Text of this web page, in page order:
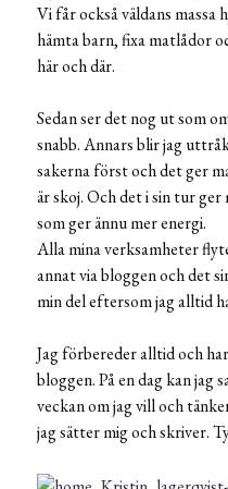
Vi får också väldans
hämta barn, fixa matlådor
här och där.
Sedan ser det nog ut som
snabb. Annars blir jag
sakerna först och det ger
är skoj. Och det i sin tur
som ger ännu mer energi.
Alla mina verksamheter
annat via bloggen och det
min del eftersom jag alltid
Jag förbereder alltid och
bloggen. På en dag kan
veckan om jag vill och
jag sätter mig och skriver.